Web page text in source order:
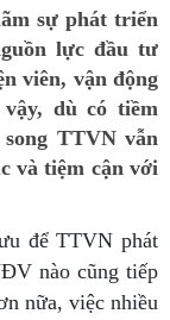
sự phát triển
lực đầu tư
viên, vận động
dù có tiềm
TTVN vẫn
và tiệm cận với
để TTVN phát
nào cũng tiếp
nữa, việc nhiều